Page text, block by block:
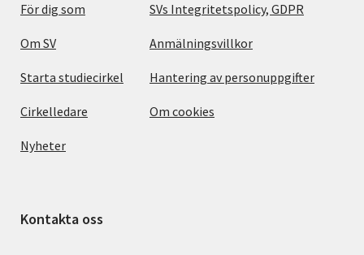
För dig som
Om SV
Starta studiecirkel
Cirkelledare
Nyheter
SVs Integritetspolicy, GDPR
Anmälningsvillkor
Hantering av personuppgifter
Om cookies
Kontakta oss